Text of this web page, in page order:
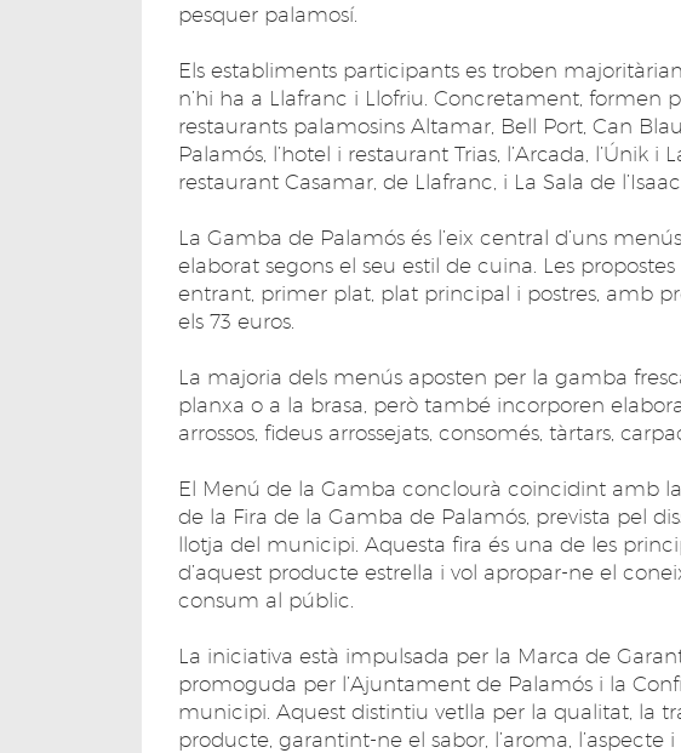
pesquer palamosí.
Els establiments participants es troben
n’hi ha a Llafranc i Llofriu. Concretament, formen
restaurants palamosins Altamar, Bell Port, Can
Palamós, l’hotel i restaurant Trias, l’Arcada, l’Únik
restaurant Casamar, de Llafranc, i La Sala de
La Gamba de Palamós és l’eix central d’uns
elaborat segons el seu estil de cuina. Les
entrant, primer plat, plat principal i postres, amb
els 73 euros.
La majoria dels menús aposten per la gamba
planxa o a la brasa, però també incorporen
arrossos, fideus arrossejats, consomés, tàrtars,
El Menú de la Gamba conclourà coincidint amb
de la Fira de la Gamba de Palamós, prevista pel
llotja del municipi. Aquesta fira és una de les
d’aquest producte estrella i vol apropar-ne el
consum al públic.
La iniciativa està impulsada per la Marca de
promoguda per l’Ajuntament de Palamós i la
municipi. Aquest distintiu vetlla per la qualitat, la
producte, garantint-ne el sabor, l’aroma,